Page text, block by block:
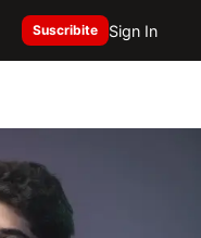
Suscribite Sign In